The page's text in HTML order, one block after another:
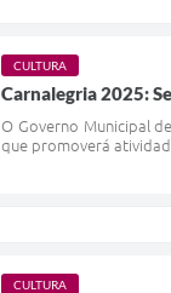
CULTURA
Carnalegria 2025:
O Governo Municipal
que promoverá
CULTURA